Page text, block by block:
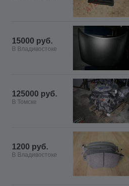
15000 руб.
В Владивостоке
125000 руб.
В Томске
1200 руб.
В Владивостоке